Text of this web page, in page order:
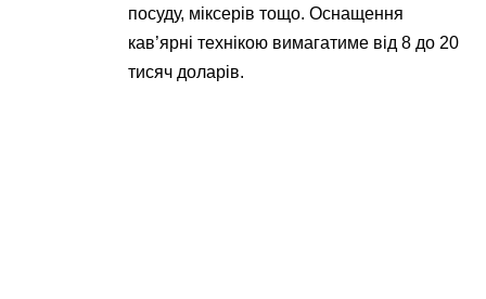
посуду, міксерів тощо. Оснащення
кав’ярні технікою вимагатиме від 8 до 20
тисяч доларів.